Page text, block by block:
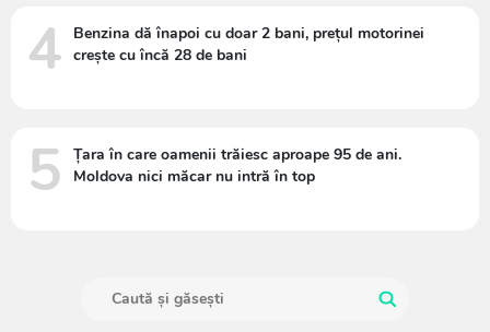
4
Benzina dă înapoi cu doar 2 bani, prețul motorinei
crește cu încă 28 de bani
5
Țara în care oamenii trăiesc aproape 95 de ani.
Moldova nici măcar nu intră în top